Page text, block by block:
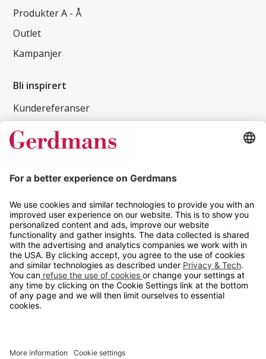
Produkter A - Å
Outlet
Kampanjer
Bli inspirert
Kundereferanser
Magasin
Tips og guider
Kontakt
info@gerdmans.no
67 80 56 20
Åpningstid
Hverdager 08:00-16:00